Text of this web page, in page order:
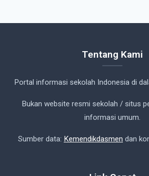
Tentang Kami
Portal informasi sekolah Indonesia di
Bukan website resmi sekolah / situs
informasi umum.
Sumber data: Kemendikdasmen dan